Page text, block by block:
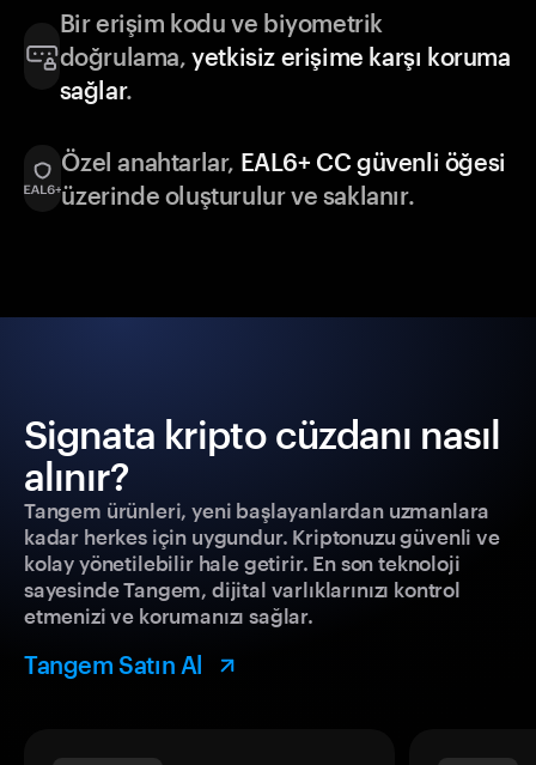
Bir erişim kodu ve biyometrik
doğrulama,yetkisiz erişime karşı koruma
sağlar.
Özel anahtarlar, EAL6+ CC güvenli öğesi
üzerinde oluşturulur ve saklanır.
Signata kripto cüzdanı nasıl
alınır?
Tangem ürünleri, yeni başlayanlardan uzmanlara
kadar herkes için uygundur. Kriptonuzu güvenli ve
kolay yönetilebilir hale getirir. En son teknoloji
sayesinde Tangem, dijital varlıklarınızı kontrol
etmenizi ve korumanızı sağlar.
Tangem Satın Al